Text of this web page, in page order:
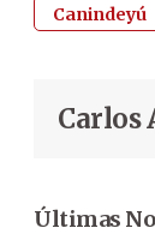
Canindeyú
Carlos
Últimas